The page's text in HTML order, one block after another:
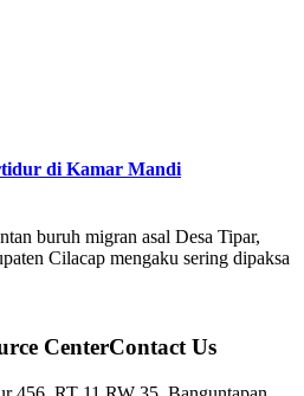
di Kamar Mandi
buruh migran asal Desa Tipar,
Cilacap mengaku sering dipaksa
CenterContact Us